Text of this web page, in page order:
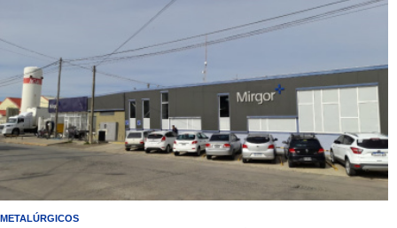
METALÚRGICOS